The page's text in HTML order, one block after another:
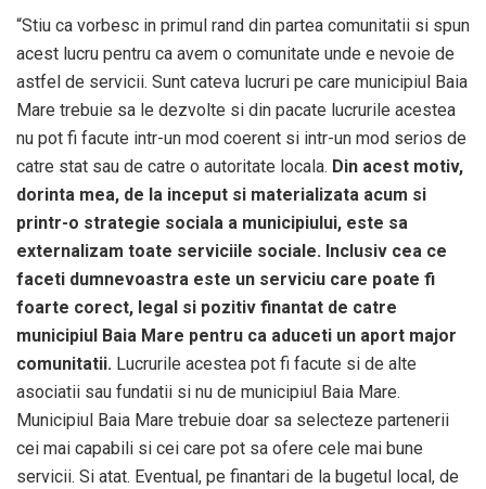
“Stiu ca vorbesc in primul rand din partea comunitatii si spun
acest lucru pentru ca avem o comunitate unde e nevoie de
astfel de servicii. Sunt cateva lucruri pe care municipiul Baia
Mare trebuie sa le dezvolte si din pacate lucrurile acestea
nu pot fi facute intr-un mod coerent si intr-un mod serios de
catre stat sau de catre o autoritate locala. Din acest motiv,
dorinta mea, de la inceput si materializata acum si
printr-o strategie sociala a municipiului, este sa
externalizam toate serviciile sociale. Inclusiv cea ce
faceti dumnevoastra este un serviciu care poate fi
foarte corect, legal si pozitiv finantat de catre
municipiul Baia Mare pentru ca aduceti un aport major
comunitatii. Lucrurile acestea pot fi facute si de alte
asociatii sau fundatii si nu de municipiul Baia Mare.
Municipiul Baia Mare trebuie doar sa selecteze partenerii
cei mai capabili si cei care pot sa ofere cele mai bune
servicii. Si atat. Eventual, pe finantari de la bugetul local, de